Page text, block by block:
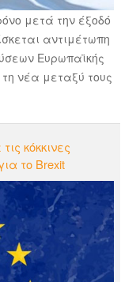
μετά την έξοδό
αντιμέτωπη
Ευρωπαϊκής
νέα μεταξύ τους
κόκκινες
το Brexit